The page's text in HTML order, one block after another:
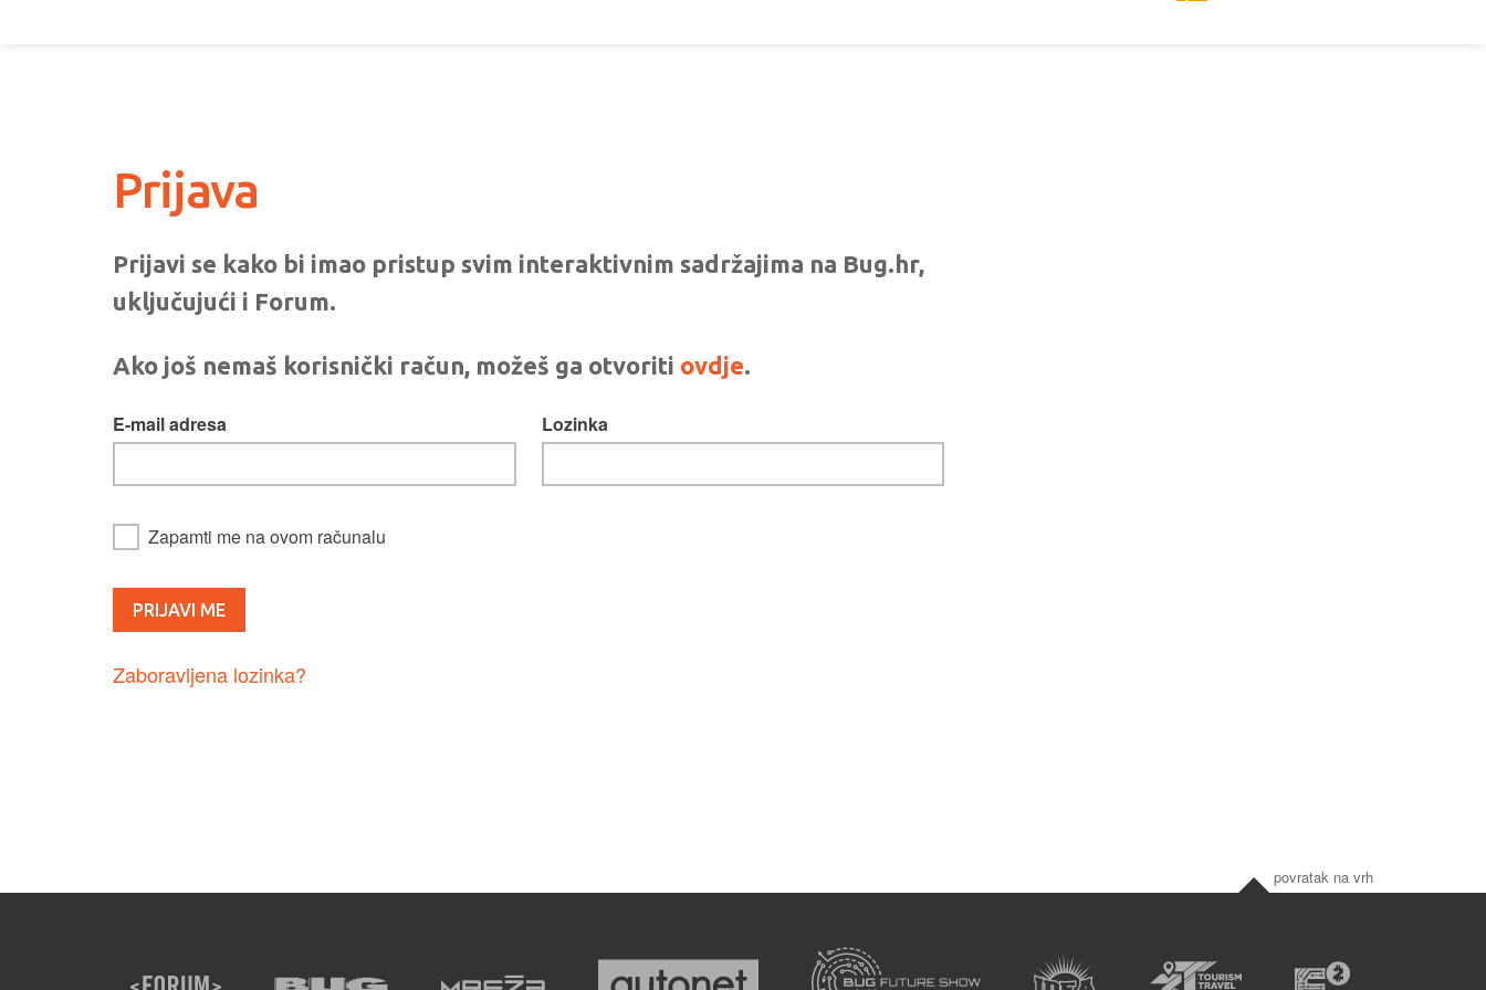
Prijava
Prijavi se kako bi imao pristup svim interaktivnim sadržajima na Bug.hr,
uključujući i Forum.
Ako još nemaš korisnički račun, možeš ga otvoriti ovdje.
E-mail adresa Lozinka
Zapamti me na ovom računalu
Zaboravljena lozinka?
povratak na vrh